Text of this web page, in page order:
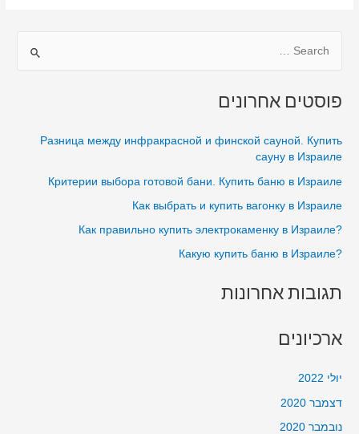
–
באביחיל
בבית
r
:
פוסטים אחרונים
Разница между инфракрасной и финской сауной. Купить
сауну в Израиле
Критерии выбора готовой бани. Купить баню в Израиле
Как выбрать и купить вагонку в Израиле
?Как правильно купить электрокаменку в Израиле
?Какую купить баню в Израиле
תגובות אחרונות
ארכיונים
יולי 2022
דצמבר 2020
נובמבר 2020